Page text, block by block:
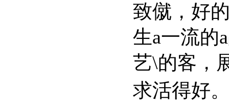
致僦，
生a一流的a
艺\的客
求活得好